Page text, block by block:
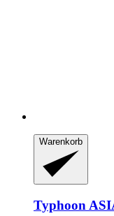
Warenkorb
Typhoon